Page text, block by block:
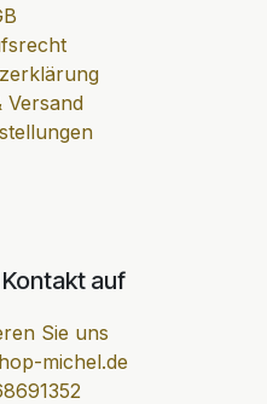
Versand
auf
Sie uns
michel.de